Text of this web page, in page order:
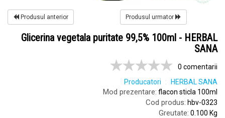
Produsul anterior Produsul urmator
Glicerina vegetala puritate 99,5% 100ml - HERBAL
SANA
0 comentarii
Producatori
HERBAL SANA
Mod prezentare: flacon sticla 100ml
Cod produs: hbv-0323
Greutate: 0.100 Kg